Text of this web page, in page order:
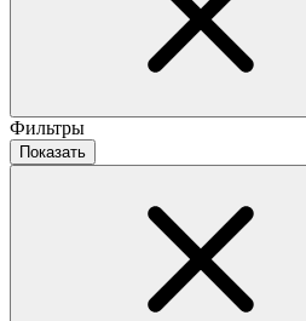
Фильтры
Показать